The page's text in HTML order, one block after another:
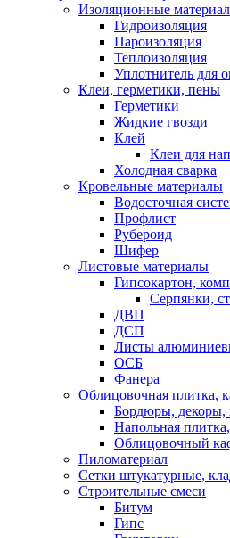
Изоляционные
Гидроизоляция
Пароизоляция
Теплоизоляция
Уплотнитель для
Клеи, герметики, пены
Герметики
Жидкие гвозди
Клей
Клеи для
Холодная сварка
Кровельные материалы
Водосточная
Профлист
Рубероид
Шифер
Листовые материалы
Гипсокартон,
Серпянки,
ДВП
ДСП
Листы
ОСБ
Фанера
Облицовочная плитка,
Бордюры, декоры,
Напольная
Облицовочный
Пиломатериал
Сетки штукатурные,
Строительные смеси
Битум
Гипс